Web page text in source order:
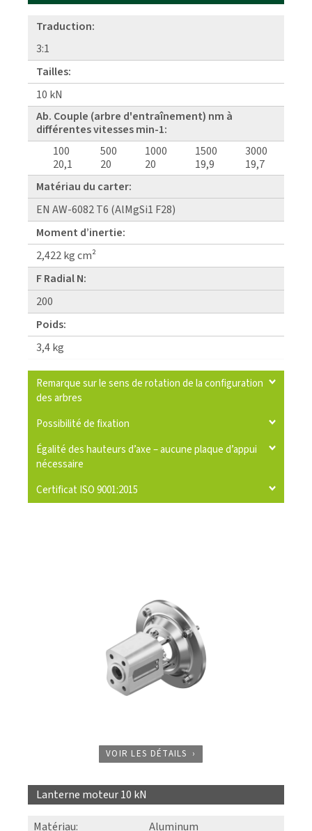
Traduction:
3:1
Tailles:
10 kN
Ab. Couple (arbre d'entraînement) nm à
différentes vitesses min-1:
100
20,1
500
20
1000
20
1500
19,9
3000
19,7
Matériau du carter:
EN AW-6082 T6 (AlMgSi1 F28)
Moment d’inertie:
2,422 kg cm²
F Radial N:
200
Poids:
3,4 kg
Remarque sur le sens de rotation de la configuration
des arbres
Possibilité de fixation
Égalité des hauteurs d’axe – aucune plaque d’appui
nécessaire
Certificat ISO 9001:2015
VOIR LES DÉTAILS
Lanterne moteur 10 kN
Matériau: Aluminum